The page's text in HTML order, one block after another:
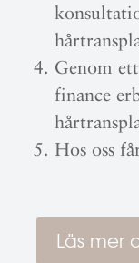
Genom
finance
Hos oss
Läs mer